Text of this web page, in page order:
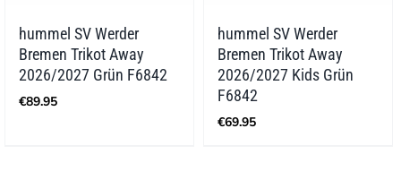
hummel SV Werder
Bremen Trikot Away
2026/2027 Grün F6842
€89.95
hummel SV Werder
Bremen Trikot Away
2026/2027 Kids Grün
F6842
€69.95